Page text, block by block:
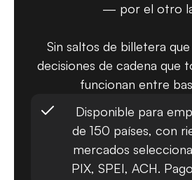
— por el otro
Sin saltos de billetera
decisiones de cadena que
funcionan entre
Disponible para
de 150 países, con
mercados
PIX, SPEI, ACH.